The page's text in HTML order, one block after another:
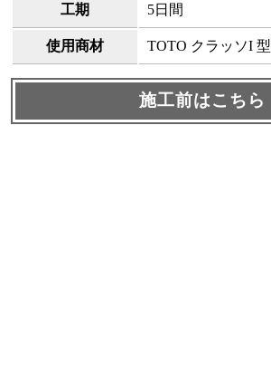
工期 5日間
使用商材 TOTO クラッソI 型
施工前はこちら